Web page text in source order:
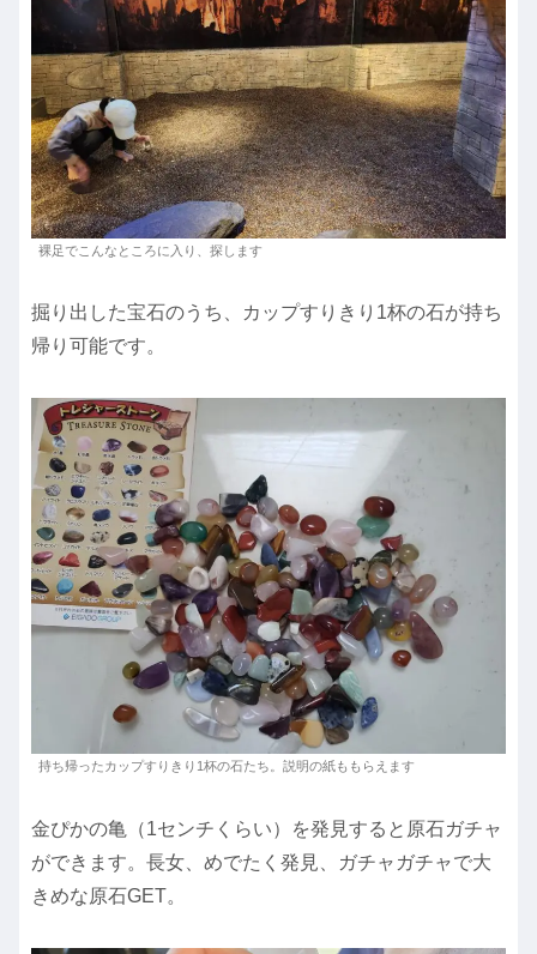
裸足でこんなところに入り、探します
掘り出した宝石のうち、カップすりきり1杯の石が持ち
帰り可能です。
持ち帰ったカップすりきり1杯の石たち。説明の紙ももらえます
金ぴかの亀（1センチくらい）を発見すると原石ガチャ
ができます。長女、めでたく発見、ガチャガチャで大
きめな原石GET。